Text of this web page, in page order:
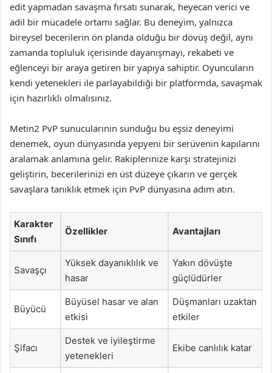
edit yapmadan savaşma fırsatı sunarak, heyecan verici ve
adil bir mücadele ortamı sağlar. Bu deneyim, yalnızca
bireysel becerilerin ön planda olduğu bir dövüş değil, aynı
zamanda topluluk içerisinde dayanışmayı, rekabeti ve
eğlenceyi bir araya getiren bir yapıya sahiptir. Oyuncuların
kendi yetenekleri ile parlayabildiği bir platformda, savaşmak
için hazırlıklı olmalısınız.
Metin2 PvP sunucularının sunduğu bu eşsiz deneyimi
denemek, oyun dünyasında yepyeni bir serüvenin kapılarını
aralamak anlamına gelir. Rakiplerinize karşı stratejinizi
geliştirin, becerilerinizi en üst düzeye çıkarın ve gerçek
savaşlara tanıklık etmek için PvP dünyasına adım atın.
Karakter
Sınıfı
Özellikler Avantajları
Savaşçı
Yüksek dayanıklılık ve
hasar
Yakın dövüşte
güçlüdürler
Büyücü
Büyüsel hasar ve alan
etkisi
Düşmanları uzaktan
etkiler
Şifacı
Destek ve iyileştirme
yetenekleri
Ekibe canlılık katar